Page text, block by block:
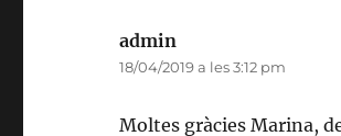
admin
dit:
18/04/2019 a les 3:12 pm
Moltes gràcies Marina,